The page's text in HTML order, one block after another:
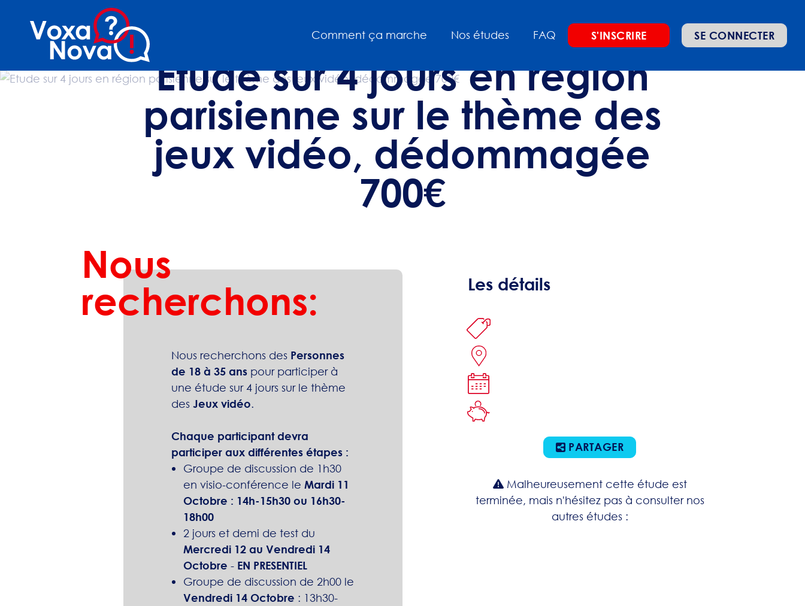
Comment ça marche Nos études FAQ S'INSCRIRE SE CONNECTER
Etude sur 4 jours en région
parisienne sur le thème des
jeux vidéo, dédommagée
700€
Nous
recherchons:
Nous recherchons des Personnes
de 18 à 35 ans pour participer à
une étude sur 4 jours sur le thème
des Jeux vidéo.
Chaque participant devra
participer aux différentes étapes :
Groupe de discussion de 1h30
en visio-conférence le Mardi 11
Octobre : 14h-15h30 ou 16h30-
18h00
2 jours et demi de test du
Mercredi 12 au Vendredi 14
Octobre - EN PRESENTIEL
Groupe de discussion de 2h00 le
Vendredi 14 Octobre : 13h30-
Les détails
PARTAGER
Malheureusement cette étude est
terminée, mais n'hésitez pas à consulter nos
autres études :